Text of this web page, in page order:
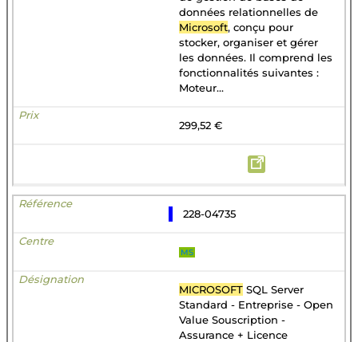
données relationnelles de
Microsoft, conçu pour
stocker, organiser et gérer
les données. Il comprend les
fonctionnalités suivantes :
Moteur...
299,52 €
228-04735
MS
MICROSOFT SQL Server
Standard - Entreprise - Open
Value Souscription -
Assurance + Licence